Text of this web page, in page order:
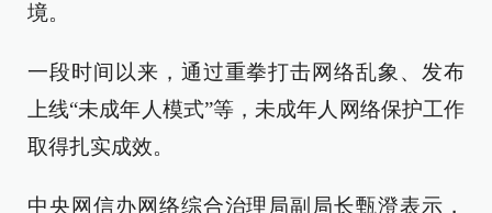
境。
一段时间以来，通过重拳打击网络乱象、发布
上线“未成年人模式”等，未成年人网络保护工作
取得扎实成效。
中央网信办网络综合治理局副局长甄澄表示，